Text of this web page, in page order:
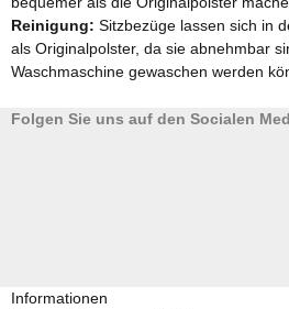
Reinigung: Sitzbezüge lassen sich in
als Originalpolster, da sie abnehmbar
Waschmaschine gewaschen werden
Folgen Sie uns auf den Socialen
Informationen